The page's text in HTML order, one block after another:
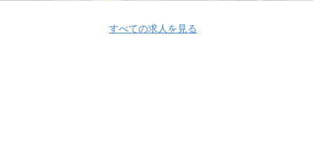
すべての求人を見る